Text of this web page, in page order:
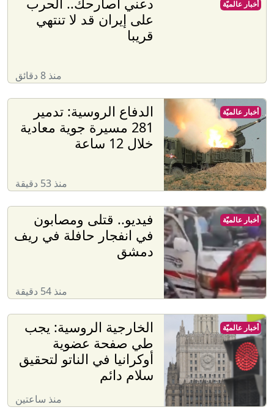
على إيران قد لا تنتهي
قريبا
منذ 8 دقائق
أخبار عالميّة
الدفاع الروسية: تدمير
281 مسيرة جوية معادية
خلال 12 ساعة
منذ 53 دقيقة
أخبار عالميّة
فيديو.. قتلى ومصابون
في انفجار حافلة في ريف
دمشق
منذ 54 دقيقة
أخبار عالميّة
الخارجية الروسية: يجب
طي صفحة عضوية
أوكرانيا في الناتو لتحقيق
سلام دائم
منذ ساعتين
أخبار عالميّة